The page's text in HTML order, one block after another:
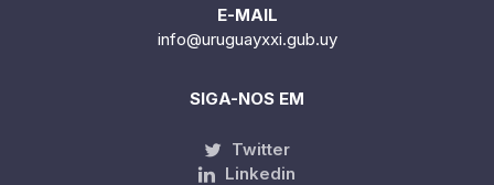
E-MAIL
info@uruguayxxi.gub.uy
SIGA-NOS EM
Twitter
Linkedin